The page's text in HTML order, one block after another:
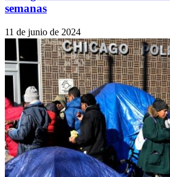
semanas
11 de junio de 2024